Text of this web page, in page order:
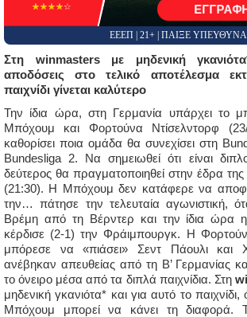
☆☆☆☆☆
★★★★★
ΕΕΕΠ | 21+ | ΠΑΙΞΕ ΥΠΕΥΘΥΝΑ
Στη winmasters με μηδενική
αποδόσεις στο τελικό αποτέλεσμα
παιχνίδι γίνεται καλύτερο
Την ίδια ώρα, στη Γερμανία υπάρχει το
Μπόχουμ και Φορτούνα Ντίσελντορφ
καθορίσει ποια ομάδα θα συνεχίσει στη
Bundesliga 2. Να σημειωθεί ότι είναι
δεύτερος θα πραγματοποιηθεί στην έδρα
(21:30). Η Μπόχουμ δεν κατάφερε να
την… πάτησε την τελευταία αγωνιστική,
Βρέμη από τη Βέρντερ και την ίδια ώρα
κέρδισε (2-1) την Φράιμπουργκ. Η
μπόρεσε να «πιάσει» Σεντ Πάουλι και
ανέβηκαν απευθείας από τη Β’ Γερμανίας
το όνειρο μέσα από τα διπλά παιχνίδια. Στη
μηδενική γκανιότα* και για αυτό το
Μπόχουμ μπορεί να κάνει τη διαφορά.